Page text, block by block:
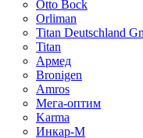
Otto Bock
Orliman
Titan Deutschland
Titan
Армед
Bronigen
Amros
Мега-оптим
Karma
Инкар-М